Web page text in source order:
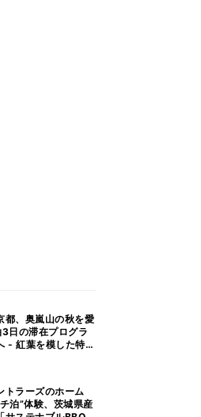
都、奥嵐山の秋を愛
日の滞在プログラ
- 紅葉を模した特別
遊び、オオモミジの
トラーズのホーム
泊”体験、茨城県産